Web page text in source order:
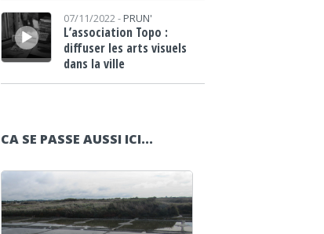
Lecteur audio
07/11/2022 - PRUN'
L’association Topo :
diffuser les arts visuels
dans la ville
CA SE PASSE AUSSI ICI...
Lecteur audio